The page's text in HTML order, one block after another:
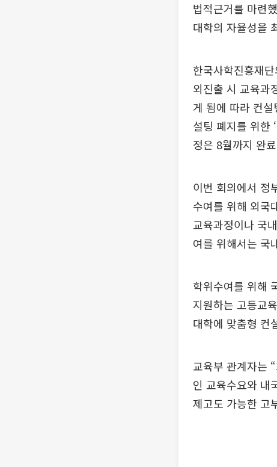
법적근거를 마련
대학의 자율성을
한국사학진흥재
외진출 시 교육과
게 됨에 따라 컨
설팅 폐지를 위한
정은 8월까지 완
이번 회의에서 정
수여를 위해 외국
교육과정이나 국
여를 위해서는 국
학위수여를 위해
지원하는 고등교
대학에 맞춤형 컨
교육부 관계자는
인 교육수요와 내
제고도 가능한 고